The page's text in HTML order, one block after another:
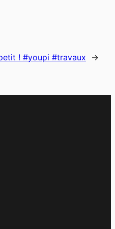
! #youpi #travaux →